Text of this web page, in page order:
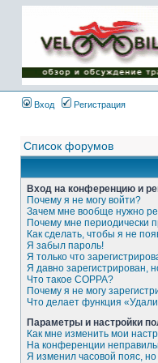
Имя пользователя:
Пароль:
{ LOG_ME_IN_SHORT
}
Вход Регистрация
Список форумов
Вход на конференцию и
Почему я не могу войти?
Зачем мне вообще нужно
Почему мне периодически
Как сделать, чтобы я не
Я забыл пароль!
Я только что
Я давно зарегистрирован,
Что такое COPPA?
Почему я не могу
Что делает функция
Параметры и настройки
Как мне изменить мои
На конференции
Я изменил часовой пояс,